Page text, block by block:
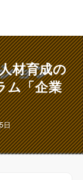
材育成の
ム「企業
日